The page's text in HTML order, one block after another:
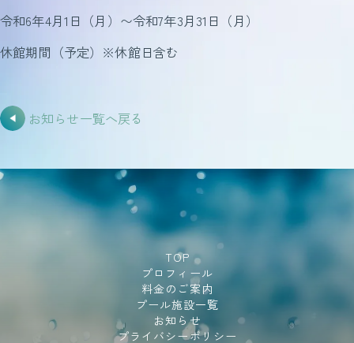
令和6年4月1日（月）〜令和7年3月31日（月）
休館期間（予定）※休館日含む
お知らせ一覧へ戻る
TOP
プロフィール
料金のご案内
プール施設一覧
お知らせ
プライバシーポリシー